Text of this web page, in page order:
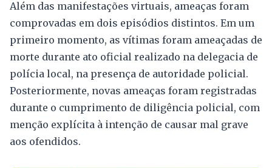
Além das manifestações virtuais, ameaças foram
comprovadas em dois episódios distintos. Em um
primeiro momento, as vítimas foram ameaçadas de
morte durante ato oficial realizado na delegacia de
polícia local, na presença de autoridade policial.
Posteriormente, novas ameaças foram registradas
durante o cumprimento de diligência policial, com
menção explícita à intenção de causar mal grave
aos ofendidos.